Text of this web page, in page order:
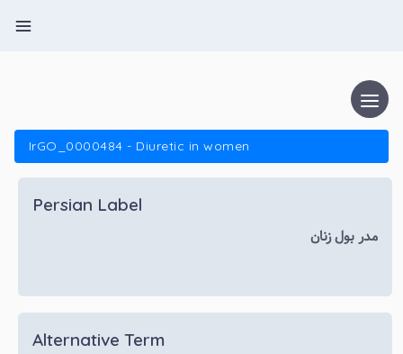
IrGO_0000484 - Diuretic in women
Persian Label
مدر بول زنان
Alternative Term